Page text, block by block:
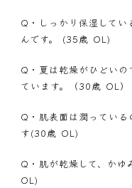
Q・ しっかり保湿して
んです。 (35歳 OL)
Q・ 夏は乾燥がひどい
ています。（30歳 OL）
Q・ 肌表面は潤ってい
す(30歳 OL)
Q・ 肌が乾燥して、か
OL)